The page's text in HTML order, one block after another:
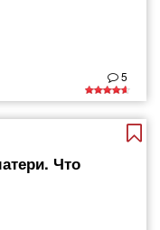
5
Что